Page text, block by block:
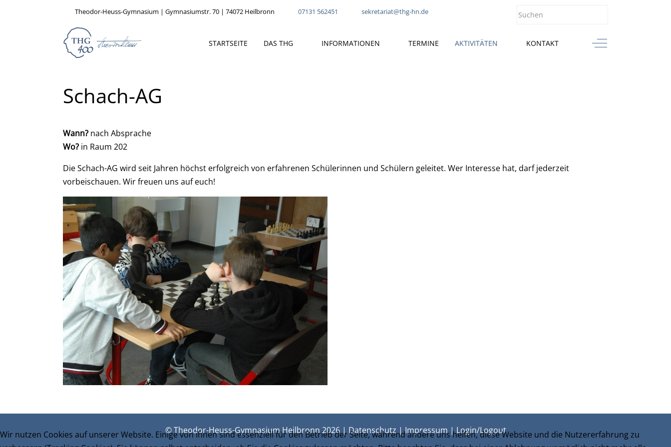
Theodor-Heuss-Gymnasium | Gymnasiumstr. 70 | 74072 Heilbronn 07131 562451 sekretariat@thg-hn.de
STARTSEITE DAS THG INFORMATIONEN TERMINE AKTIVITÄTEN KONTAKT Off-Canvas Toggle
Schach-AG
Wann? nach Absprache
Wo? in Raum 202
Die Schach-AG wird seit Jahren höchst erfolgreich von erfahrenen Schülerinnen und Schülern geleitet. Wer Interesse hat, darf jederzeit
vorbeischauen. Wir freuen uns auf euch!
© Theodor-Heuss-Gymnasium Heilbronn 2026 | Datenschutz |Impressum | Login/Logout
Wir nutzen Cookies auf unserer Website. Einige von ihnen sind essenziell für den Betrieb der Seite, während andere uns helfen, diese Website und die Nutzererfahrung zu